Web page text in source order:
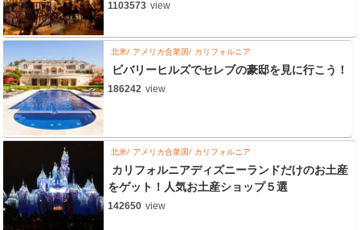
1103573 view
北米 アメリカ合衆国 カリフォルニア
ビバリーヒルズでセレブの豪邸を見に行こう！
186242 view
北米 アメリカ合衆国 カリフォルニア
カリフォルニアディズニーランドだけのお土産
をゲット！人気お土産ショップ５選
142650 view